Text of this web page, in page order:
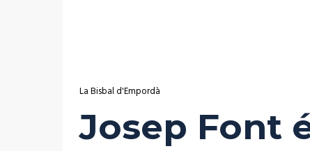
La Bisbal d'Empordà
Josep Font